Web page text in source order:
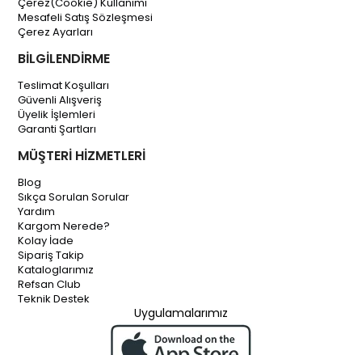
Mesafeli Satış Sözleşmesi
Çerez Ayarları
BİLGİLENDİRME
Teslimat Koşulları
Güvenli Alışveriş
Üyelik İşlemleri
Garanti Şartları
MÜŞTERİ HİZMETLERİ
Blog
Sıkça Sorulan Sorular
Yardım
Kargom Nerede?
Kolay İade
Sipariş Takip
Kataloglarımız
Refsan Club
Teknik Destek
Uygulamalarımız